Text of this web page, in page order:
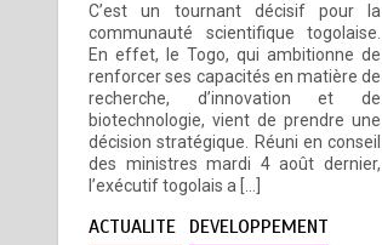
4
MARQUAGE DES PRODUITS
PETROLIERS : Vers un meilleur
contrôle de la qualité des
carburants mis en circulation
au Togo
août 6, 2026
5 minutes
6 heures
C’est un tournant décisif pour la
communauté scientifique togolaise.
En effet, le Togo, qui ambitionne de
renforcer ses capacités en matière de
recherche, d’innovation et de
biotechnologie, vient de prendre une
décision stratégique. Réuni en conseil
des ministres mardi 4 août dernier,
l’exécutif togolais a […]
ACTUALITE DEVELOPPEMENT